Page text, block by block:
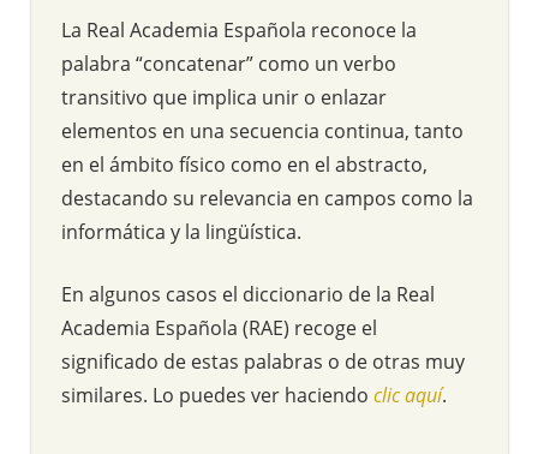
La Real Academia Española reconoce la
palabra “concatenar” como un verbo
transitivo que implica unir o enlazar
elementos en una secuencia continua, tanto
en el ámbito físico como en el abstracto,
destacando su relevancia en campos como la
informática y la lingüística.
En algunos casos el diccionario de la Real
Academia Española (RAE) recoge el
significado de estas palabras o de otras muy
similares. Lo puedes ver haciendo clic aquí.